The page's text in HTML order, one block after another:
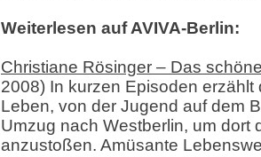
Weiterlesen auf AVIVA-Berlin:
Christiane Rösinger – Das
2008) In kurzen Episoden erzählt
Leben, von der Jugend auf dem
Umzug nach Westberlin, um dort
anzustoßen. Amüsante